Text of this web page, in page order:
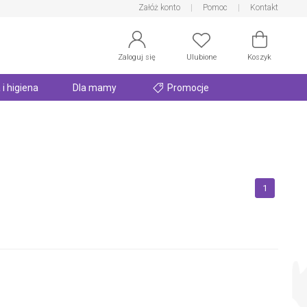
Załóż konto Pomoc Kontakt
Zaloguj się Ulubione Koszyk
i higiena Dla mamy Promocje
1